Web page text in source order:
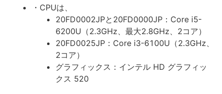
・CPUは、
20FD0002JPと20FD0000JP：Core i5-
6200U（2.3GHz、最大2.8GHz、2コア）
20FD0025JP：Core i3-6100U（2.3GHz、
2コア）
グラフィックス：インテル HD グラフィッ
クス 520